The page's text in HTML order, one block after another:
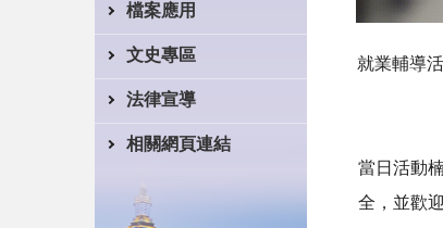
檔案應用
文史專區
法律宣導
相關網頁連結
就業輔導
當日活動
全，並歡